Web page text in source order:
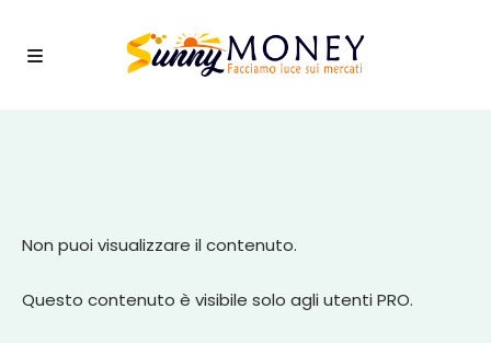
Non puoi visualizzare il contenuto.
Questo contenuto è visibile solo agli utenti PRO.